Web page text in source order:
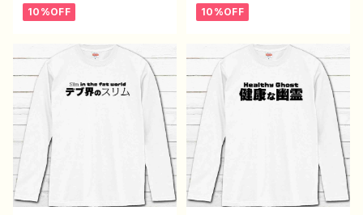
ス おしゃれ おすすめ
ーター 絵師 クリエイタ
ー オリジナル デザイ
ン コラボ グッズ 長袖
Tシャツ ロングTシャツ
タイトル：富裕層の負け犬
（グレー） 作：んごミック
G-6
10%OFF
ス おしゃれ おすすめ
ーター 絵師 クリエイタ
ー オリジナル デザイ
ン コラボ グッズ 長袖
Tシャツ ロングTシャツ
タイトル：敗者の王様（グレ
ー） 作：んごミック G-6
10%OFF